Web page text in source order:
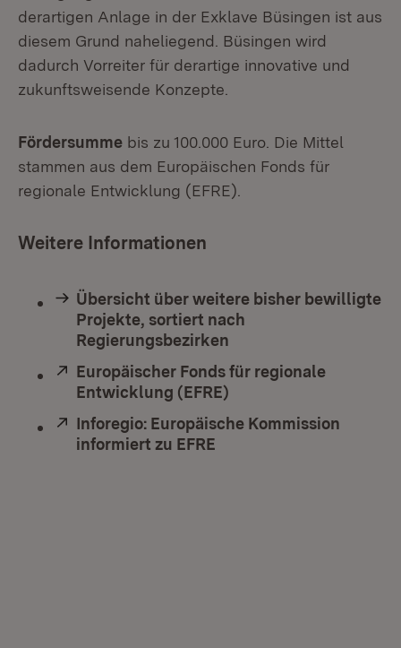
derartigen Anlage in der Exklave Büsingen ist aus
diesem Grund naheliegend. Büsingen wird
dadurch Vorreiter für derartige innovative und
zukunftsweisende Konzepte.
Fördersumme bis zu 100.000 Euro. Die Mittel
stammen aus dem Europäischen Fonds für
regionale Entwicklung (EFRE).
Weitere Informationen
Übersicht über weitere bisher bewilligte
Projekte, sortiert nach
Regierungsbezirken
Extern:
Europäischer Fonds für regionale
Entwicklung (EFRE)
Extern:
Inforegio: Europäische Kommission
informiert zu EFRE